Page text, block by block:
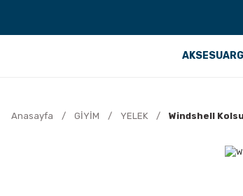
AKSESUAR
Anasayfa GİYİM YELEK Windshell